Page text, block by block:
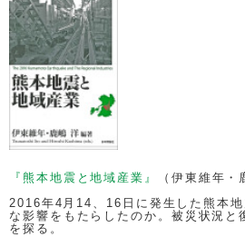
『熊本地震と地域産業』
（伊東維年
2016年4月14、16日に発生した熊本
な影響をもたらしたのか。被災状況と
を探る。